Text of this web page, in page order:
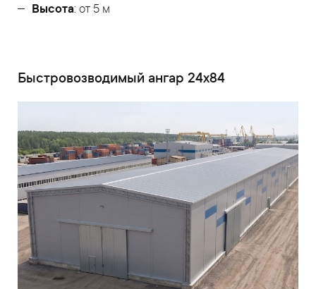
Высота: от 5 м
Быстровозводимый ангар 24x84